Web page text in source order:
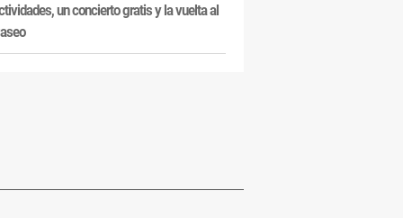
un concierto gratis y la vuelta al